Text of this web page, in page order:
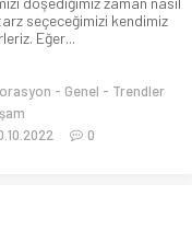
seçeceğimizi kendimiz
Eğer...
Genel
Trendler
0